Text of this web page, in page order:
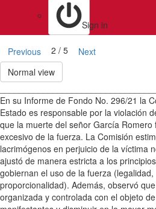
Sign in
Previous 2 / 5
Next
Normal view
En su Informe de Fondo No. 296/21 la
Estado es responsable por la violación
que la muerte del señor García Romero
excesivo de la fuerza. La Comisión
lacrimógenos en perjuicio de la víctima
ajustó de manera estricta a los
gobiernan el uso de la fuerza
proporcionalidad). Además, observó
organizada y controlada con el objeto